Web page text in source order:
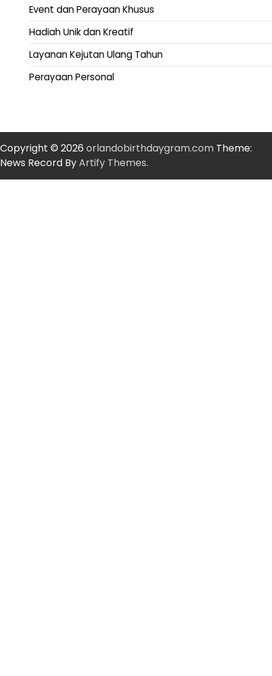
Event dan Perayaan Khusus
Hadiah Unik dan Kreatif
Layanan Kejutan Ulang Tahun
Perayaan Personal
Copyright © 2026 orlandobirthdaygram.com Theme:
News Record ByArtify Themes.